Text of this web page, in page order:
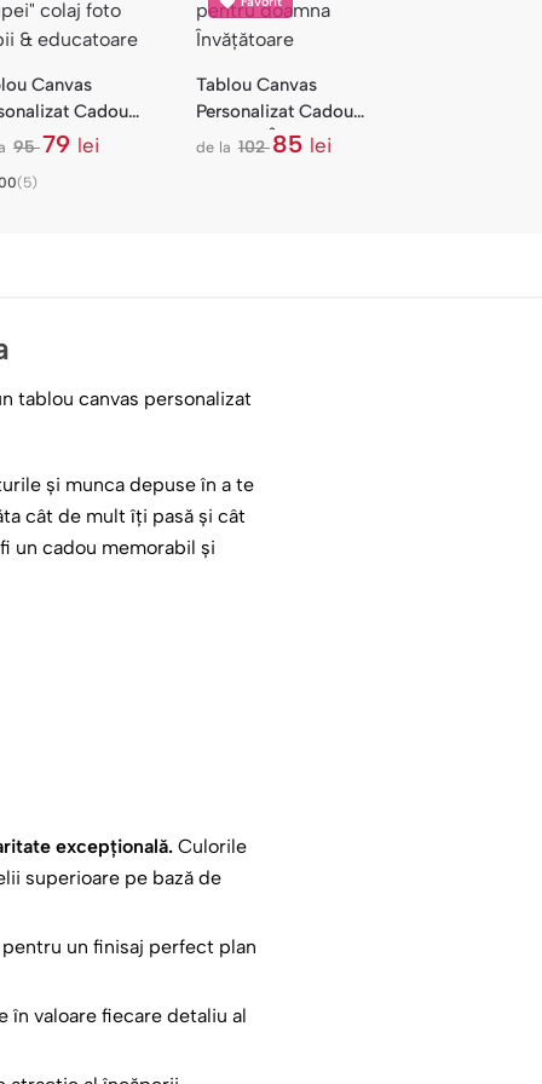
Canvas
Cadou
Colaj —
95
e
79 lei
(5)
Tablou Canvas
Personalizat Cadou
Doamna Învățătoare —
de la 10285 lei
tablou canvas personalizat
și munca depuse în a te
cât de mult îți pasă și cât
un cadou memorabil și
excepțională.Culorile
superioare pe bază de
un finisaj perfect plan
în valoare fiecare detaliu al